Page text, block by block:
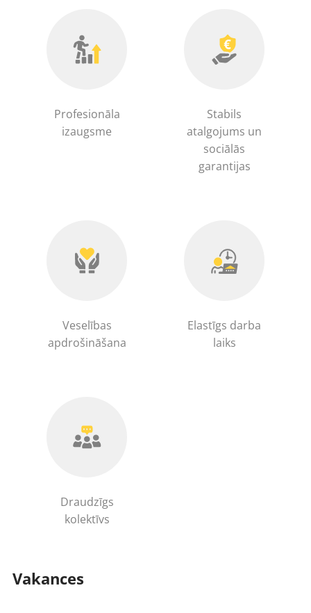
Profesionāla
izaugsme
Stabils
atalgojums un
sociālās
garantijas
Veselības
apdrošināšana
Elastīgs darba
laiks
Draudzīgs
kolektīvs
Vakances